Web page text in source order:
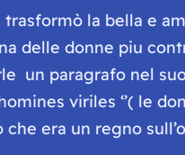
la bella e
delle donne piu
un paragrafo nel
viriles ‘’( le
era un regno